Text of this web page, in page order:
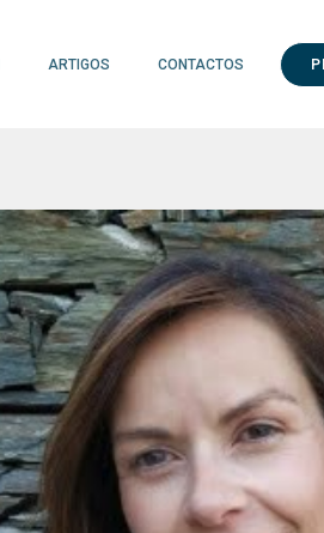
ARTIGOS CONTACTOS